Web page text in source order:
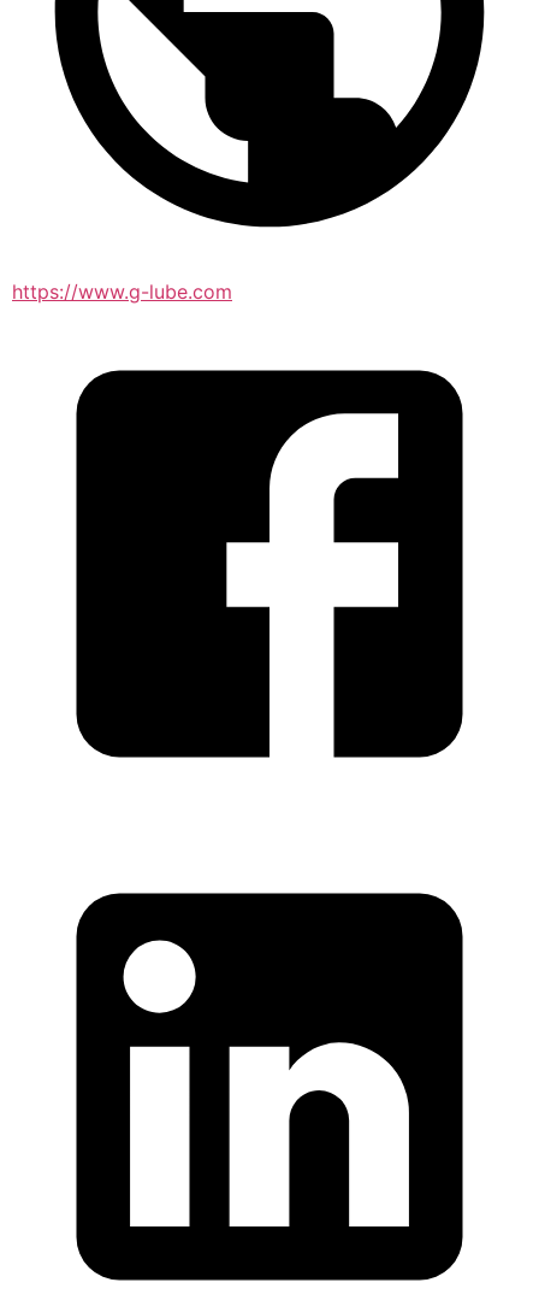
https://www.g-lube.com